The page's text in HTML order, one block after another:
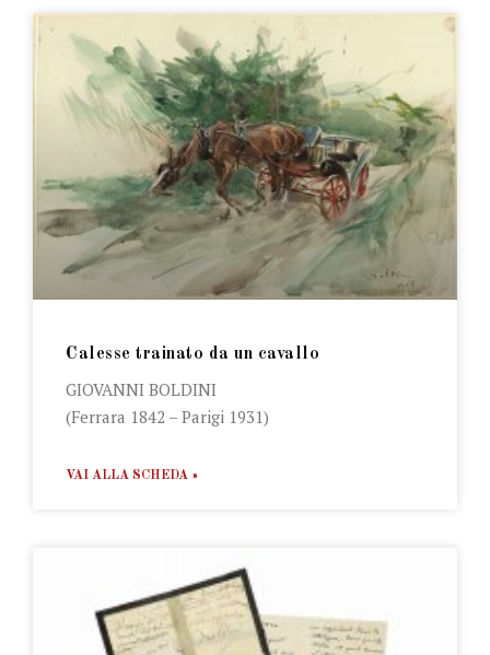
Calesse trainato da un cavallo
GIOVANNI BOLDINI
(Ferrara 1842 – Parigi 1931)
VAI ALLA SCHEDA »